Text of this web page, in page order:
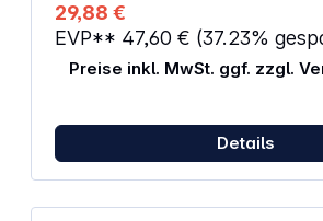
29,88 €
EVP** 47,60 € (37.23%
Preise inkl. MwSt. ggf. zzgl.
Details